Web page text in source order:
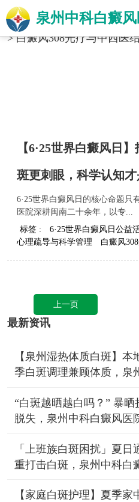
泉州中科白癜
当前位置：福建省泉州市中
>白癜风308光疗与中西医
【6·25世界白癜风
斑更刺眼，科学认知
6·25世界白癜风日的核心命题
医院深耕闽南二十余年，以专...
标签 :
6·25世界白癜风日公益
心理疏导与科学管理
白癜风
上一页
最新资讯
【泉州湿热体质白斑】
季白斑调理兼顾体质，泉
“白斑越晒越白吗？” 暴
脱失，泉州中科白癜风医
「上班族白斑困扰」夏
重打击白斑，泉州中科白
【家庭白斑护理】夏季